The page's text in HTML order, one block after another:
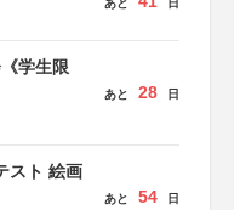
あと 日
学生限
あと 28 日
スト 絵画
あと 54 日